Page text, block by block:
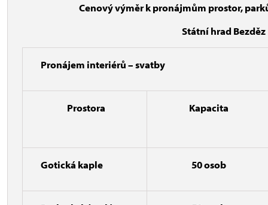
Cenový výměr k pronájmům prostor,
Státní hrad Bezděz
Pronájem interiérů – svatby
Prostora Kapacita
Gotická kaple 50 osob